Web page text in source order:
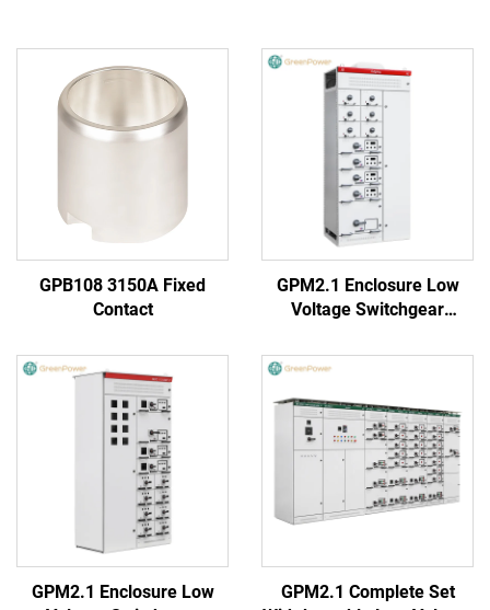
GPB108 3150A Fixed
Contact
GPM2.1 Enclosure Low
Voltage Switchgear
GPM2.1 Enclosure Low
GPM2.1 Complete Set